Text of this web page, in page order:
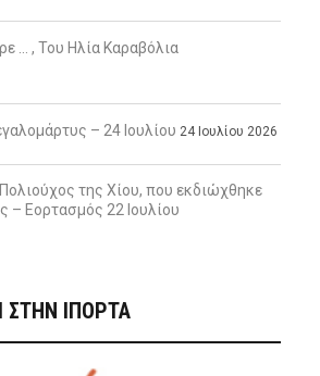
… , Του Ηλία Καραβόλια
– 24 Ιουλίου 24 Ιουλίου 2026
της Χίου, που εκδιώχθηκε
– Εορτασμός 22 Ιουλίου
ΣΤΗΝ IΠΟΡΤΑ